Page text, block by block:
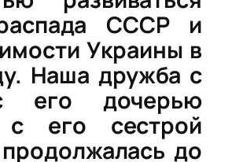
СССР и
Украины в
Наша дружба с
его дочерью
его сестрой
до